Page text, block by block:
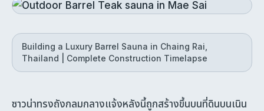
Building a Luxury Barrel Sauna in Chaing Rai,
Thailand | Complete Construction Timelapse
ซาวน่าทรงถังกลมกลางแจ้งหลังนี้ถูกสร้างขึ้นบนที่ดินบนเนิน